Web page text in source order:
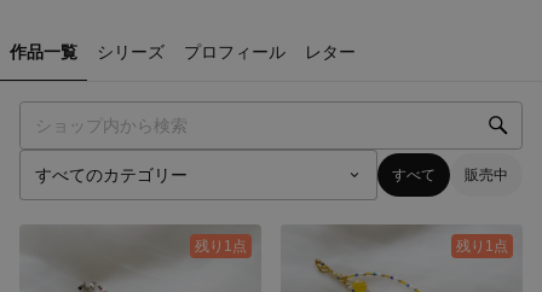
作品一覧 シリーズ プロフィール レター
すべて 販売中
残り1点 残り1点